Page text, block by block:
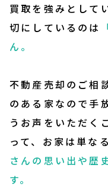
買取を強みとして
切にしているのは
ん。
不動産売却のご相
のある家なので手
うお声をいただく
って、お家は単な
さんの思い出や歴
す。